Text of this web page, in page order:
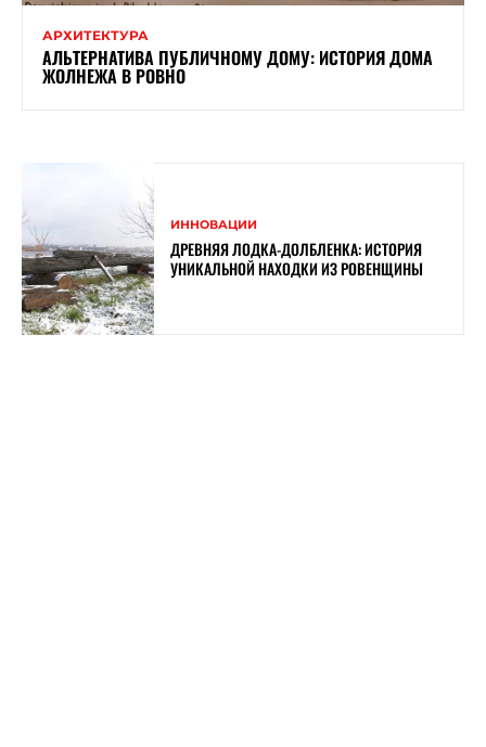
АРХИТЕКТУРА
АЛЬТЕРНАТИВА ПУБЛИЧНОМУ ДОМУ: ИСТОРИЯ ДОМА
ЖОЛНЕЖА В РОВНО
ИННОВАЦИИ
ДРЕВНЯЯ ЛОДКА-ДОЛБЛЕНКА: ИСТОРИЯ
УНИКАЛЬНОЙ НАХОДКИ ИЗ РОВЕНЩИНЫ